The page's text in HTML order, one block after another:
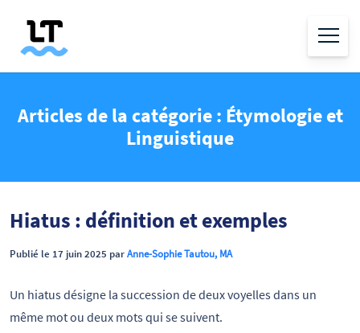
Articles de la catégorie : Étymologie et
Linguistique
Hiatus : définition et exemples
Publié le 17 juin 2025 parAnne-Sophie Tautou, MA
Un hiatus désigne la succession de deux voyelles dans un
même mot ou deux mots qui se suivent.